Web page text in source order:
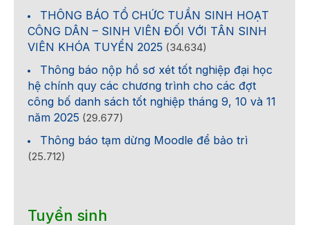
THÔNG BÁO TỔ CHỨC TUẦN SINH HOẠT
CÔNG DÂN – SINH VIÊN ĐỐI VỚI TÂN SINH
VIÊN KHÓA TUYỂN 2025 (34.634)
Thông báo nộp hồ sơ xét tốt nghiệp đại học
hệ chính quy các chương trình cho các đợt
công bố danh sách tốt nghiệp tháng 9, 10 và 11
năm 2025 (29.677)
Thông báo tạm dừng Moodle để bảo trì
(25.712)
Tuyển sinh